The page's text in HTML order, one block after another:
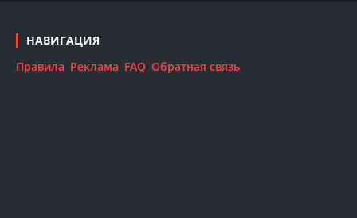
НАВИГАЦИЯ
Правила Реклама FAQ Обратная связь